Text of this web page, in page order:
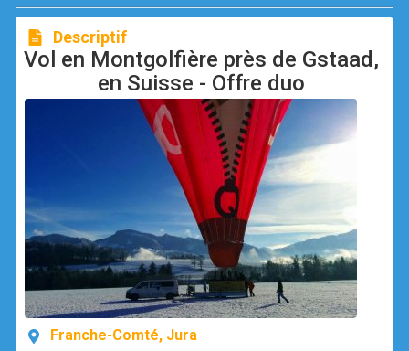
Descriptif
Vol en Montgolfière près de Gstaad,
en Suisse - Offre duo
Franche-Comté, Jura